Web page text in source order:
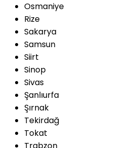
Osmaniye
Rize
Sakarya
Samsun
Siirt
Sinop
Sivas
Şanlıurfa
Şırnak
Tekirdağ
Tokat